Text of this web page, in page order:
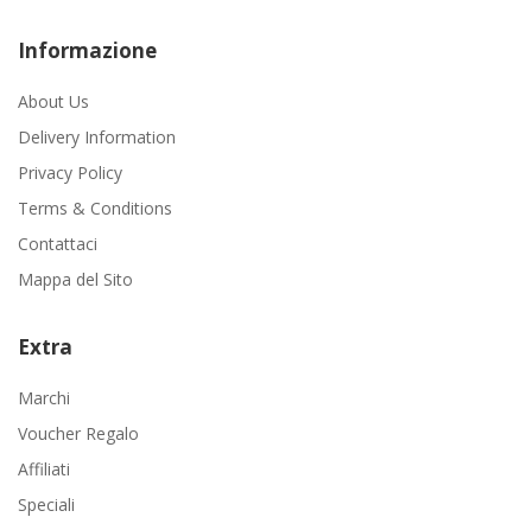
Informazione
About Us
Delivery Information
Privacy Policy
Terms & Conditions
Contattaci
Mappa del Sito
Extra
Marchi
Voucher Regalo
Affiliati
Speciali